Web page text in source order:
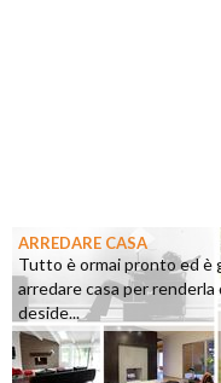
ARREDARE CASA
Tutto è ormai pronto ed è
arredare casa per
deside...